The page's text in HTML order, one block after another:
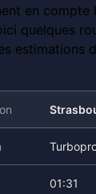
en
quelques
estimations
01:31